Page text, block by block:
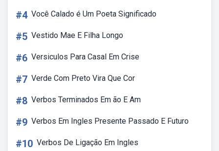
#4 Você Calado é Um Poeta Significado
#5 Vestido Mae E Filha Longo
#6 Versiculos Para Casal Em Crise
#7 Verde Com Preto Vira Que Cor
#8 Verbos Terminados Em ão E Am
#9 Verbos Em Ingles Presente Passado E Futuro
#10 Verbos De Ligação Em Ingles